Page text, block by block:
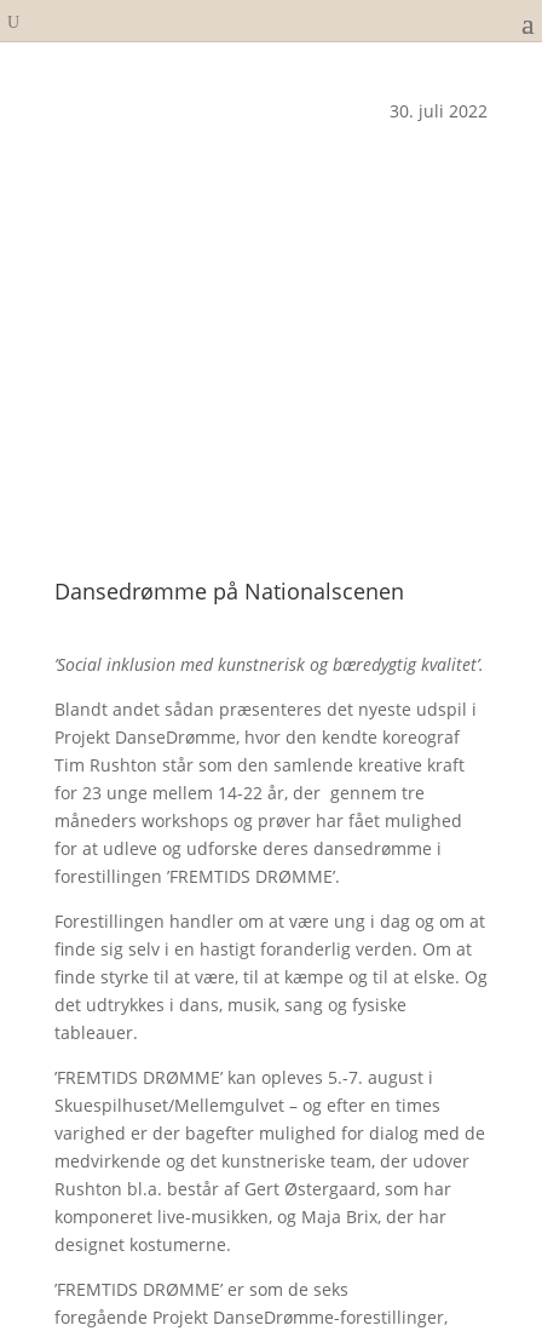
30. juli 2022
Dansedrømme på Nationalscenen
’Social inklusion med kunstnerisk og bæredygtig kvalitet’.
Blandt andet sådan præsenteres det nyeste udspil i
Projekt DanseDrømme, hvor den kendte koreograf
Tim Rushton står som den samlende kreative kraft
for 23 unge mellem 14-22 år, der gennem tre
måneders workshops og prøver har fået mulighed
for at udleve og udforske deres dansedrømme i
forestillingen ’FREMTIDS DRØMME’.
Forestillingen handler om at være ung i dag og om at
finde sig selv i en hastigt foranderlig verden. Om at
finde styrke til at være, til at kæmpe og til at elske. Og
det udtrykkes i dans, musik, sang og fysiske
tableauer.
’FREMTIDS DRØMME’ kan opleves 5.-7. august i
Skuespilhuset/Mellemgulvet – og efter en times
varighed er der bagefter mulighed for dialog med de
medvirkende og det kunstneriske team, der udover
Rushton bl.a. består af Gert Østergaard, som har
komponeret live-musikken, og Maja Brix, der har
designet kostumerne.
’FREMTIDS DRØMME’ er som de seks
foregående Projekt DanseDrømme-forestillinger,